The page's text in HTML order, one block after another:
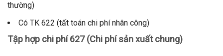
thường)
Có TK 622 (tất toán chi phí nhân công)
Tập hợp chi phí 627 (Chi phí sản xuất chung)